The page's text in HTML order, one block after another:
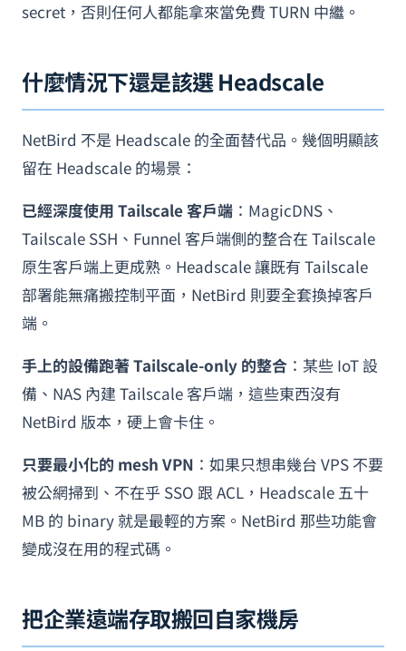
secret，否則任何人都能拿來當免費 TURN 中繼。
什麼情況下還是該選 Headscale
NetBird 不是 Headscale 的全面替代品。幾個明顯該
留在 Headscale 的場景：
已經深度使用 Tailscale 客戶端 ：MagicDNS、
Tailscale SSH、Funnel 客戶端側的整合在 Tailscale
原生客戶端上更成熟。Headscale 讓既有 Tailscale
部署能無痛搬控制平面，NetBird 則要全套換掉客戶
端。
手上的設備跑著 Tailscale-only 的整合 ：某些 IoT 設
備、NAS 內建 Tailscale 客戶端，這些東西沒有
NetBird 版本，硬上會卡住。
只要最小化的 mesh VPN ：如果只想串幾台 VPS 不要
被公網掃到、不在乎 SSO 跟 ACL，Headscale 五十
MB 的 binary 就是最輕的方案。NetBird 那些功能會
變成沒在用的程式碼。
把企業遠端存取搬回自家機房